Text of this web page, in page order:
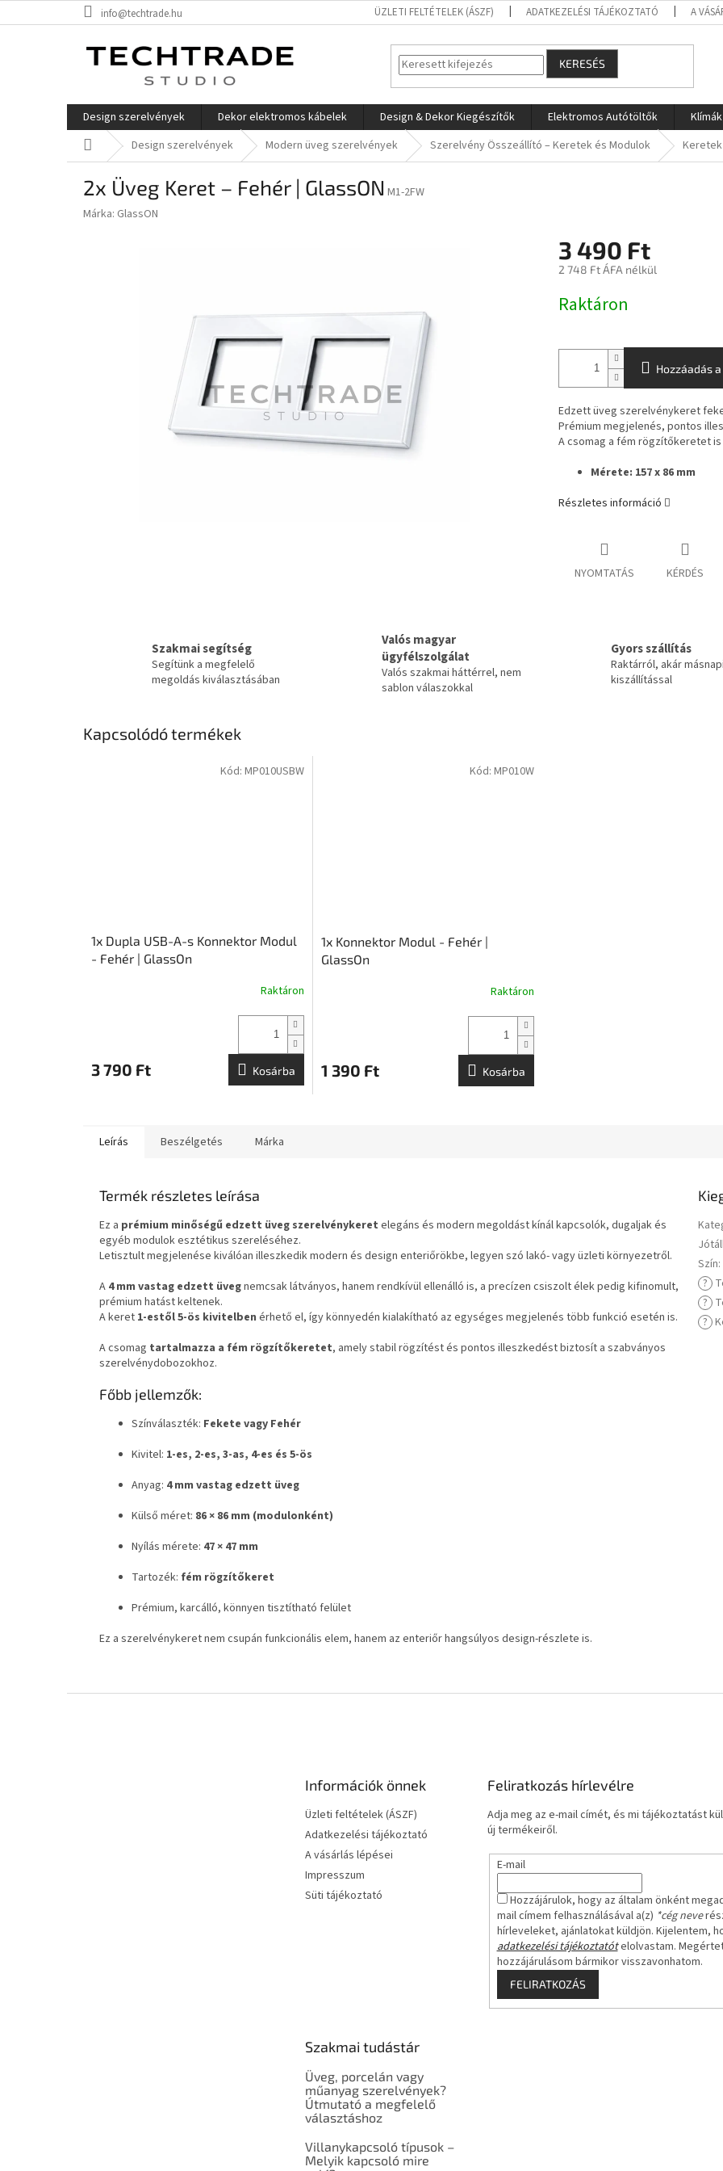
a
info@techtrade.hu ÜZLETI FELTÉTELEK (ÁSZF) ADATKEZELÉSI TÁJÉKOZTATÓ A
KERESÉS
Design szerelvények Dekor elektromos kábelek Design & Dekor Kiegészítők Elektromos Autótöltők
KezdőlapDesign szerelvények Modern üveg szerelvények Szerelvény Összeállító – Keretek és Modulok Keretek
2x Üveg Keret – Fehér | GlassON M1-2FW
Márka: GlassON
3 490 Ft
2 748 Ft ÁFA nélkül
Raktáron
Hozzáadás
Edzett üveg szerelvénykeret
Prémium megjelenés, pontos
A csomag a fém rögzítőkeretet
Mérete: 157 x 86 mm
Részletes információ
NYOMTATÁS KÉRDÉS
Szakmai segítség
Segítünk a megfelelő
megoldás kiválasztásában
Valós magyar
ügyfélszolgálat
Valós szakmai háttérrel, nem
sablon válaszokkal
Gyors szállítás
Raktárról, akár másnapi
kiszállítással
Kapcsolódó termékek
1x Dupla USB-A-s Konnektor Modul
- Fehér | GlassOn
Raktáron
3 790 Ft Kosárba
Kód: MP010USBW
1x Konnektor Modul - Fehér |
GlassOn
Raktáron
1 390 Ft Kosárba
Kód: MP010W
Leírás Beszélgetés Márka
Termék részletes leírása
Ez a prémium minőségű edzett üveg szerelvénykeret elegáns és modern megoldást kínál kapcsolók, dugaljak és
egyéb modulok esztétikus szereléséhez.
Letisztult megjelenése kiválóan illeszkedik modern és design enteriőrökbe, legyen szó lakó- vagy üzleti környezetről.
A 4 mm vastag edzett üvegnemcsak látványos, hanem rendkívül ellenálló is, a precízen csiszolt élek pedig kifinomult,
prémium hatást keltenek.
A keret 1-estől 5-ös kivitelben érhető el, így könnyedén kialakítható az egységes megjelenés több funkció esetén is.
A csomag tartalmazza a fém rögzítőkeretet, amely stabil rögzítést és pontos illeszkedést biztosít a szabványos
szerelvénydobozokhoz.
Főbb jellemzők:
Színválaszték: Fekete vagy Fehér
Kivitel: 1-es, 2-es, 3-as, 4-es és 5-ös
Anyag: 4 mm vastag edzett üveg
Külső méret: 86 × 86 mm (modulonként)
Nyílás mérete: 47 × 47 mm
Tartozék: fém rögzítőkeret
Prémium, karcálló, könnyen tisztítható felület
Ez a szerelvénykeret nem csupán funkcionális elem, hanem az enteriőr hangsúlyos design-részlete is.
Szín:
?
?
?
Információk önnek
Üzleti feltételek (ÁSZF)
Adatkezelési tájékoztató
A vásárlás lépései
Impresszum
Süti tájékoztató
Feliratkozás hírlevélre
Adja meg az e-mail címét, és mi tájékoztatást
új termékeiről.
E-mail
Hozzájárulok, hogy az általam önként
mail címem felhasználásával a(z) *cég neve
hírleveleket, ajánlatokat küldjön. Kijelentem,
adatkezelési tájékoztatótelolvastam.
hozzájárulásom bármikor visszavonhatom.
FELIRATKOZÁS
Szakmai tudástár
Üveg, porcelán vagy
műanyag szerelvények?
Útmutató a megfelelő
választáshoz
Villanykapcsoló típusok –
Melyik kapcsoló mire